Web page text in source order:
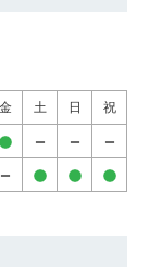
金 土 日 祝